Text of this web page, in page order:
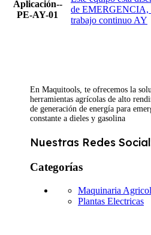
Aplicación--
PE-AY-01
de EMERGENCIA,
trabajo continuo AY
En Maquitools, te ofrecemos la
herramientas agrícolas de alto
de generación de energía para
constante a dieles y gasolina
Nuestras Redes
Categorías
Maquinaria
Plantas Electricas